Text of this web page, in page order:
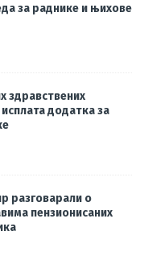
за раднике и њихове
здравствених
додатка за
разговарали о
пензионисаних